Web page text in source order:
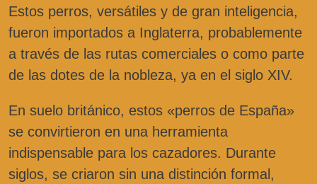
Estos perros, versátiles y de gran inteligencia,
fueron importados a Inglaterra, probablemente
a través de las rutas comerciales o como parte
de las dotes de la nobleza, ya en el siglo XIV.
En suelo británico, estos «perros de España»
se convirtieron en una herramienta
indispensable para los cazadores. Durante
siglos, se criaron sin una distinción formal,